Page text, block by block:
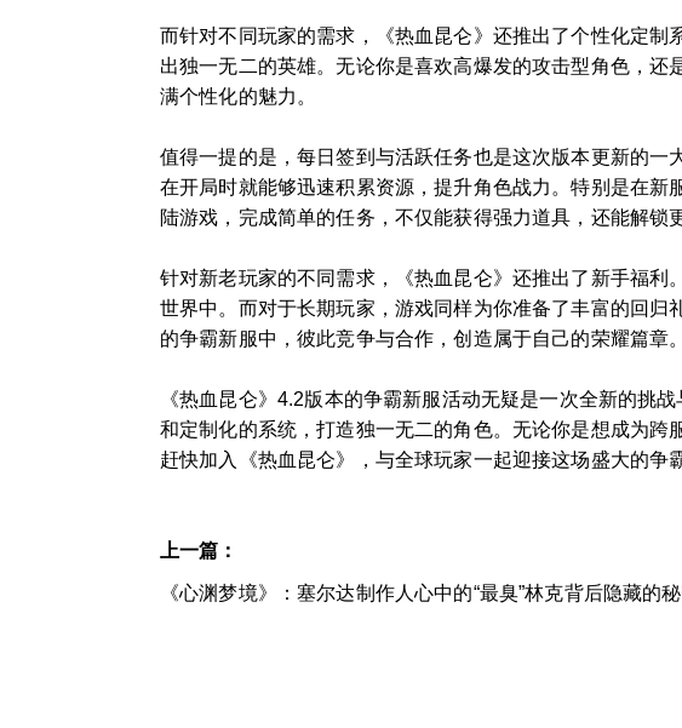
而针对不同玩家的需求，《热血昆仑》还推出了个性化定
出独一无二的英雄。无论你是喜欢高爆发的攻击型角色，
满个性化的魅力。
值得一提的是，每日签到与活跃任务也是这次版本更新的
在开局时就能够迅速积累资源，提升角色战力。特别是在
陆游戏，完成简单的任务，不仅能获得强力道具，还能解锁
针对新老玩家的不同需求，《热血昆仑》还推出了新手福
世界中。而对于长期玩家，游戏同样为你准备了丰富的回
的争霸新服中，彼此竞争与合作，创造属于自己的荣耀篇章。
《热血昆仑》4.2版本的争霸新服活动无疑是一次全新的挑
和定制化的系统，打造独一无二的角色。无论你是想成为跨
赶快加入《热血昆仑》，与全球玩家一起迎接这场盛大的争
上一篇：
《心渊梦境》：塞尔达制作人心中的“最臭”林克背后隐藏的